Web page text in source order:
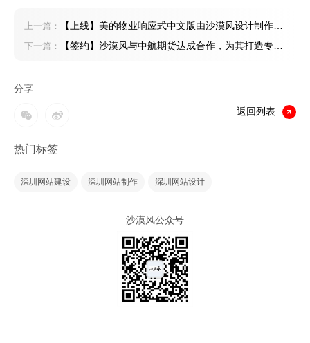
分享
返回列表
热门标签
深圳网站建设 深圳网站制作 深圳网站设计
沙漠风公众号
上一篇：
【上线】美的物业响应式中文版由沙漠风设计制作完
成上线
下一篇：
【签约】沙漠风与中航期货达成合作，为其打造专业